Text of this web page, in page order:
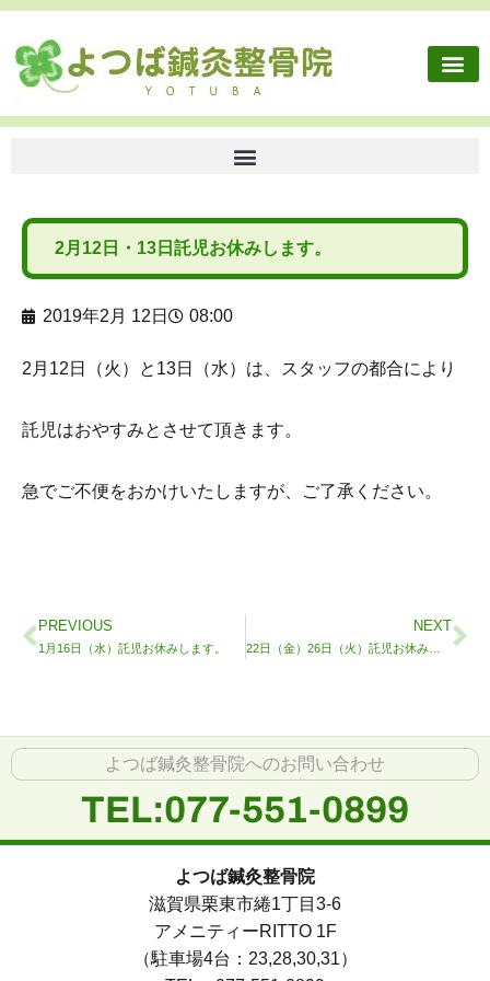
2月12日・13日託児お休みします。
2019年2月 12日 08:00
2月12日（火）と13日（水）は、スタッフの都合により
託児はおやすみとさせて頂きます。
急でご不便をおかけいたしますが、ご了承ください。
PREVIOUS
1月16日（水）託児お休みします。
NEXT
22日（金）26日（火）託児お休みします。
よつば鍼灸整骨院へのお問い合わせ
TEL:077-551-0899
よつば鍼灸整骨院
滋賀県栗東市綣1丁目3-6
アメニティーRITTO 1F
（駐車場4台：23,28,30,31）